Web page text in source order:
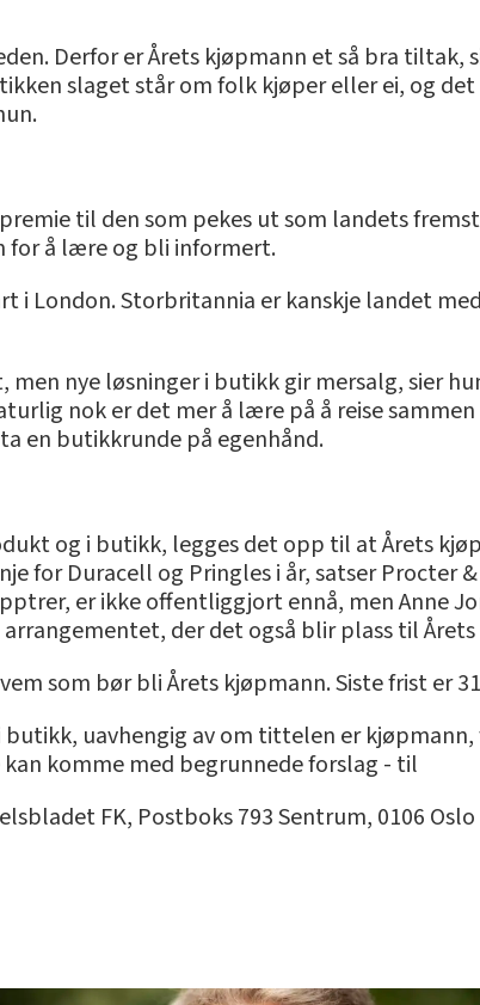
Derfor er Årets kjøpmann et så bra tiltak,
slaget står om folk kjøper eller ei, og
til den som pekes ut som landets
for å lære og bli informert.
i London. Storbritannia er kanskje landet
nye løsninger i butikk gir mersalg, sier
nok er det mer å lære på å reise
en butikkrunde på egenhånd.
og i butikk, legges det opp til at Årets
for Duracell og Pringles i år, satser Procter
er ikke offentliggjort ennå, men Anne
der det også blir plass til
som bør bli Årets kjøpmann. Siste frist er
butikk, uavhengig av om tittelen er
komme med begrunnede forslag - til
FK, Postboks 793 Sentrum, 0106 Oslo